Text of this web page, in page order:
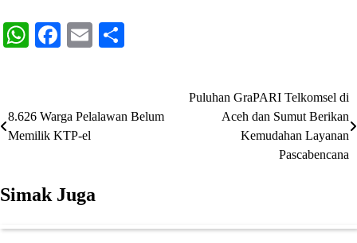
WhatsApp
Facebook
Email
pos
8.626 Warga Pelalawan Belum
Memilik KTP-el
Puluhan GraPARI Telkomsel di
Aceh dan Sumut Berikan
Kemudahan Layanan
Pascabencana
Simak Juga